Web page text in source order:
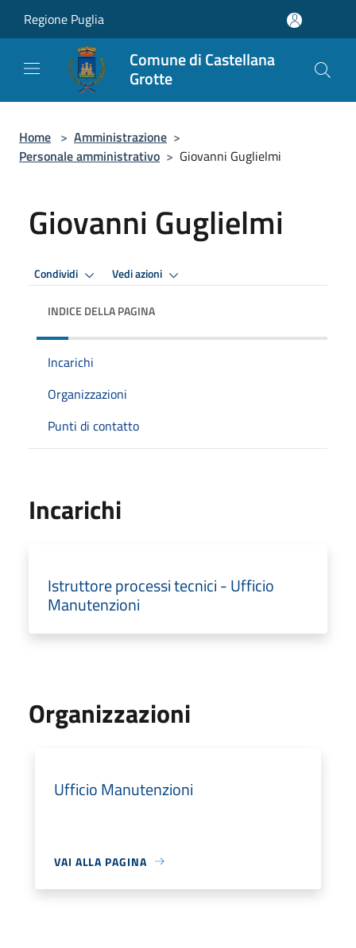
Regione Puglia
Comune di Castellana
Grotte
Home > Amministrazione >
Personale amministrativo > Giovanni Guglielmi
Giovanni Guglielmi
Condividi Vedi azioni
INDICE DELLA PAGINA
Incarichi
Organizzazioni
Punti di contatto
Incarichi
Istruttore processi tecnici - Ufficio
Manutenzioni
Organizzazioni
Ufficio Manutenzioni
VAI ALLA PAGINA